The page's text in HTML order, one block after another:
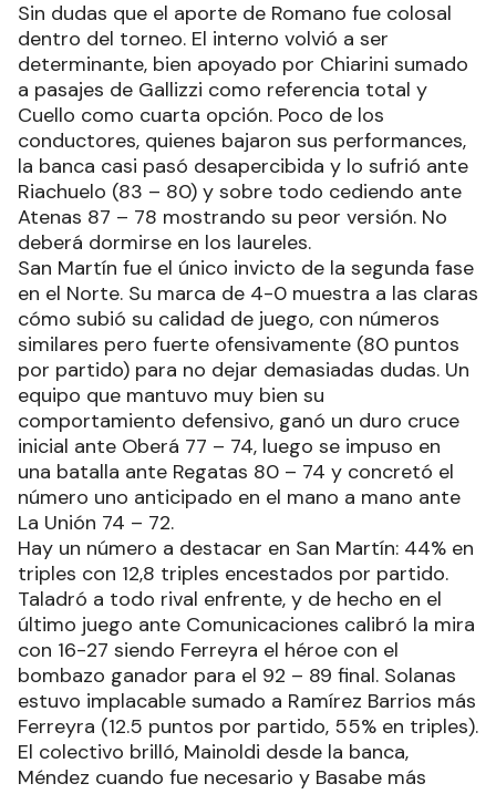
Sin dudas que el aporte de Romano fue colosal
dentro del torneo. El interno volvió a ser
determinante, bien apoyado por Chiarini sumado
a pasajes de Gallizzi como referencia total y
Cuello como cuarta opción. Poco de los
conductores, quienes bajaron sus performances,
la banca casi pasó desapercibida y lo sufrió ante
Riachuelo (83 – 80) y sobre todo cediendo ante
Atenas 87 – 78 mostrando su peor versión. No
deberá dormirse en los laureles.
San Martín fue el único invicto de la segunda fase
en el Norte. Su marca de 4-0 muestra a las claras
cómo subió su calidad de juego, con números
similares pero fuerte ofensivamente (80 puntos
por partido) para no dejar demasiadas dudas. Un
equipo que mantuvo muy bien su
comportamiento defensivo, ganó un duro cruce
inicial ante Oberá 77 – 74, luego se impuso en
una batalla ante Regatas 80 – 74 y concretó el
número uno anticipado en el mano a mano ante
La Unión 74 – 72.
Hay un número a destacar en San Martín: 44% en
triples con 12,8 triples encestados por partido.
Taladró a todo rival enfrente, y de hecho en el
último juego ante Comunicaciones calibró la mira
con 16-27 siendo Ferreyra el héroe con el
bombazo ganador para el 92 – 89 final. Solanas
estuvo implacable sumado a Ramírez Barrios más
Ferreyra (12.5 puntos por partido, 55% en triples).
El colectivo brilló, Mainoldi desde la banca,
Méndez cuando fue necesario y Basabe más